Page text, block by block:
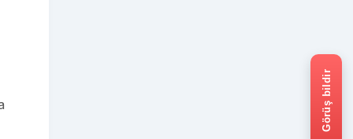
Görüş bildir